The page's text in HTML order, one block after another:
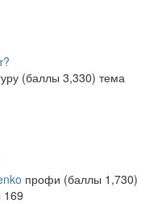
(баллы 3,330) тема
профи (баллы 1,730)
169